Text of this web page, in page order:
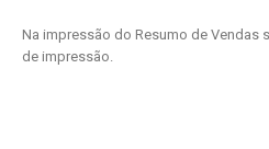
Na impressão do Resumo de Vendas
de impressão.